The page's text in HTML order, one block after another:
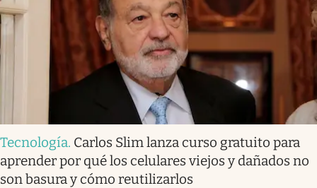
Tecnología. Carlos Slim lanza curso gratuito para
aprender por qué los celulares viejos y dañados no
son basura y cómo reutilizarlos